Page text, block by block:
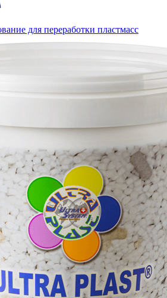
для переработки пластмасс